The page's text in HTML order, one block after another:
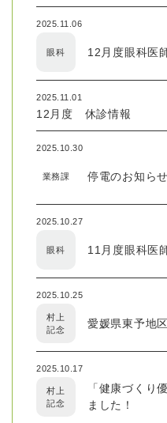
2025.11.06
眼科 12月度眼科医
2025.11.01
12月度 休診情報
2025.10.30
業務課 停電のお知らせ
2025.10.27
眼科 11月度眼科医
2025.10.25
村上
記念
愛媛県東予地
2025.10.17
村上
記念
「健康づくり
ました！